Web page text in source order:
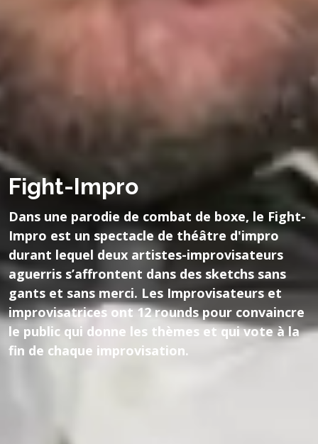
Fight-Impro
Dans une parodie de combat de boxe, le Fight-
Impro est un spectacle de théâtre d'impro
durant lequel deux artistes-improvisateurs
aguerris s’affrontent dans des sketchs sans
gants et sans merci. Les Improvisateurs et
improvisatrices ont 12 rounds pour convaincre
le public qui donne les thèmes et qui vote à la
fin de chaque improvisation.